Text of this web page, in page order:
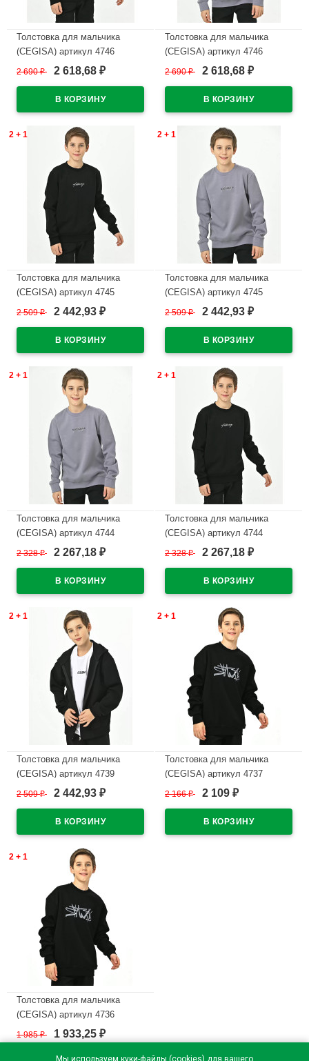
Мы используем куки-файлы (cookies) для вашего
Толстовка для мальчика
(CEGISA) артикул 4746
размерный ряд 42/158-46/170
2 690₽ 2 618,68 ₽
Толстовка для мальчика
(CEGISA) артикул 4746
размерный ряд 42/158-46/170
2 690₽ 2 618,68 ₽
2 + 1
Толстовка для мальчика
(CEGISA) артикул 4745
размерный ряд 36/140-40/152
2 509₽ 2 442,93 ₽
2 + 1
Толстовка для мальчика
(CEGISA) артикул 4745
размерный ряд 36/140-40/152
2 509₽ 2 442,93 ₽
2 + 1
Толстовка для мальчика
(CEGISA) артикул 4744
размерный ряд 30/116-34/134
2 328₽ 2 267,18 ₽
2 + 1
Толстовка для мальчика
(CEGISA) артикул 4744
размерный ряд 30/116-34/134
2 328₽ 2 267,18 ₽
2 + 1
Толстовка для мальчика
(CEGISA) артикул 4739
размерный ряд 36/140-40/152
2 509₽ 2 442,93 ₽
2 + 1
Толстовка для мальчика
(CEGISA) артикул 4737
размерный ряд 42/158-46/170
2 166₽ 2 109 ₽
2 + 1
Толстовка для мальчика
(CEGISA) артикул 4736
размерный ряд 36/140-40/152
цвет черный
1 985₽ 1 933,25 ₽